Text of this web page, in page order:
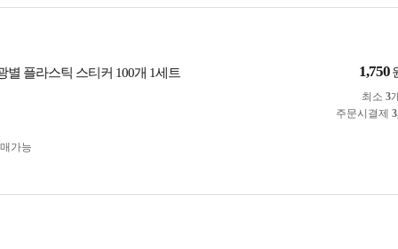
별 플라스틱 스티커 100개 1세트 1,750
최소 3
주문시결제
가능